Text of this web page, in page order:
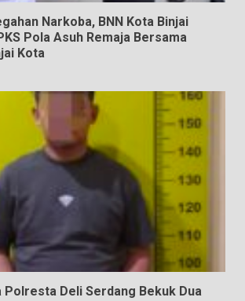
Narkoba, BNN Kota Binjai
Pola Asuh Remaja Bersama
Kota
Deli Serdang Bekuk Dua